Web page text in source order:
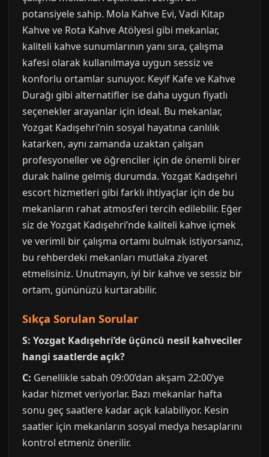
potansiyele sahip. Mola Kahve Evi, Vadi Kitap
Kahve ve Rota Kahve Atölyesi gibi mekanlar,
kaliteli kahve sunumlarının yanı sıra, çalışma
kafesi olarak kullanılmaya uygun sessiz ve
konforlu ortamlar sunuyor. Keyif Kafe ve Kahve
Durağı gibi alternatifler ise daha uygun fiyatlı
seçenekler arayanlar için ideal. Bu mekanlar,
Yozgat Kadışehri’nin sosyal hayatına canlılık
katarken, aynı zamanda uzaktan çalışan
profesyoneller ve öğrenciler için de önemli birer
durak haline gelmiş durumda. Yozgat Kadışehri
escort hizmetleri gibi farklı ihtiyaçlar için de bu
mekanların rahat atmosferi tercih edilebilir. Eğer
siz de Yozgat Kadışehri’nde kaliteli kahve içmek
ve verimli bir çalışma ortamı bulmak istiyorsanız,
bu rehberdeki mekanları mutlaka ziyaret
etmelisiniz. Unutmayın, iyi bir kahve ve sessiz bir
ortam, gününüzü kurtarabilir.
Sıkça Sorulan Sorular
S: Yozgat Kadışehri’de üçüncü nesil kahveciler
hangi saatlerde açık?
C: Genellikle sabah 09:00’dan akşam 22:00’ye
kadar hizmet veriyorlar. Bazı mekanlar hafta
sonu geç saatlere kadar açık kalabiliyor. Kesin
saatler için mekanların sosyal medya hesaplarını
kontrol etmeniz önerilir.